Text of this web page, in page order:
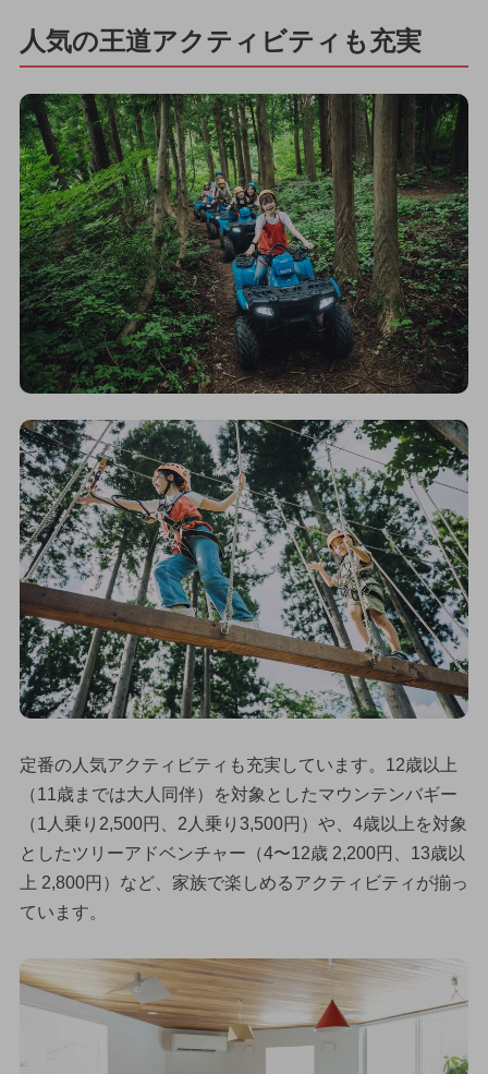
人気の王道アクティビティも充実
定番の人気アクティビティも充実しています。12歳以上
（11歳までは大人同伴）を対象としたマウンテンバギー
（1人乗り2,500円、2人乗り3,500円）や、4歳以上を対象
としたツリーアドベンチャー（4〜12歳 2,200円、13歳以
上 2,800円）など、家族で楽しめるアクティビティが揃っ
ています。